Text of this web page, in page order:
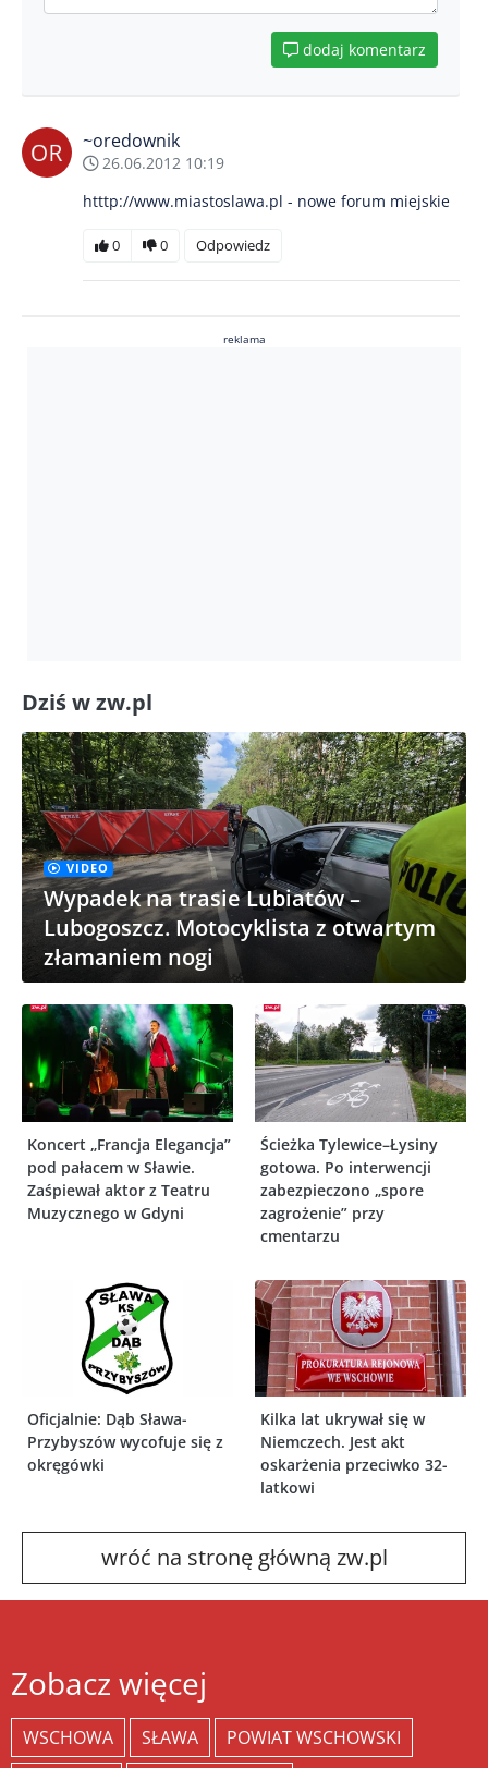
dodaj komentarz
~oredownik
26.06.2012 10:19
htttp://www.miastoslawa.pl - nowe forum miejskie
0 0 Odpowiedz
reklama
Dziś w zw.pl
VIDEO
Wypadek na trasie Lubiatów –
Lubogoszcz. Motocyklista z otwartym
złamaniem nogi
Koncert „Francja Elegancja”
pod pałacem w Sławie.
Zaśpiewał aktor z Teatru
Muzycznego w Gdyni
Ścieżka Tylewice–Łysiny
gotowa. Po interwencji
zabezpieczono „spore
zagrożenie” przy
cmentarzu
Oficjalnie: Dąb Sława-
Przybyszów wycofuje się z
okręgówki
Kilka lat ukrywał się w
Niemczech. Jest akt
oskarżenia przeciwko 32-
latkowi
wróć na stronę główną zw.pl
Zobacz więcej
WSCHOWA SŁAWA
POWIAT WSCHOWSKI